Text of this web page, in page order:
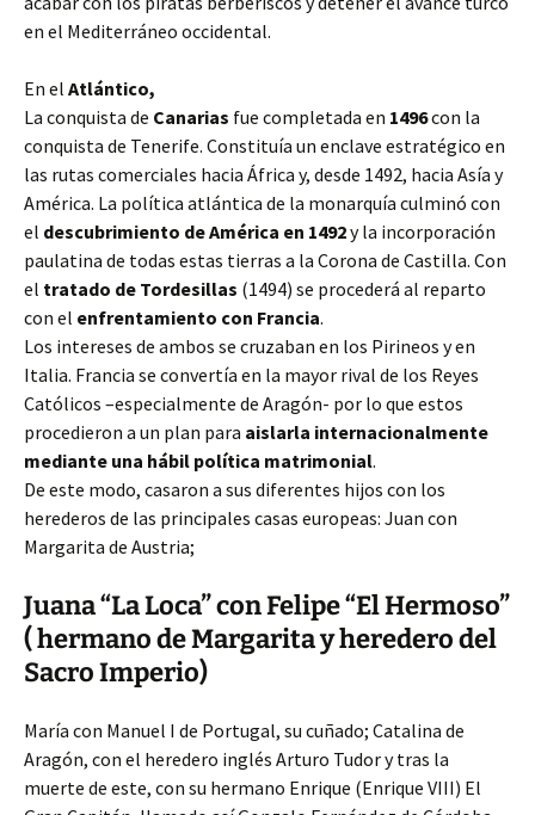
en el Mediterráneo occidental.
En el Atlántico,
La conquista de Canarias fue completada en 1496con la
conquista de Tenerife. Constituía un enclave estratégico en
las rutas comerciales hacia África y, desde 1492, hacia Asía y
América. La política atlántica de la monarquía culminó con
el descubrimiento de América en 1492y la incorporación
paulatina de todas estas tierras a la Corona de Castilla. Con
el tratado de Tordesillas (1494) se procederá al reparto
con el enfrentamiento con Francia.
Los intereses de ambos se cruzaban en los Pirineos y en
Italia. Francia se convertía en la mayor rival de los Reyes
Católicos –especialmente de Aragón- por lo que estos
procedieron a un plan para aislarla internacionalmente
mediante una hábil política matrimonial.
De este modo, casaron a sus diferentes hijos con los
herederos de las principales casas europeas: Juan con
Margarita de Austria;
Juana “La Loca” con Felipe “El Hermoso”
( hermano de Margarita y heredero del
Sacro Imperio)
María con Manuel I de Portugal, su cuñado; Catalina de
Aragón, con el heredero inglés Arturo Tudor y tras la
muerte de este, con su hermano Enrique (Enrique VIII) El